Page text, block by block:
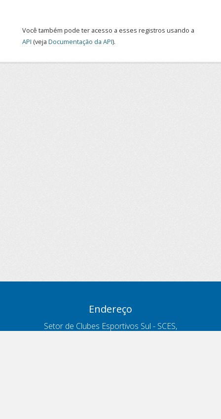
Você também pode ter acesso a esses registros usando a
API (veja Documentação da API).
Endereço
Setor de Clubes Esportivos Sul - SCES,